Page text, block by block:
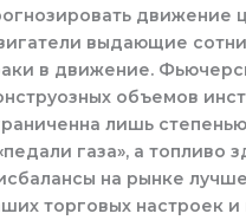
движение
выдающие
в движение.
объемов
лишь
газа», а топливо
на рынке
торговых настроек